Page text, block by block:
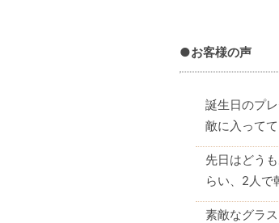
●お客様の声
誕生日のプ
敵に入ってて
先日はどう
らい、2人で
素敵なグラ